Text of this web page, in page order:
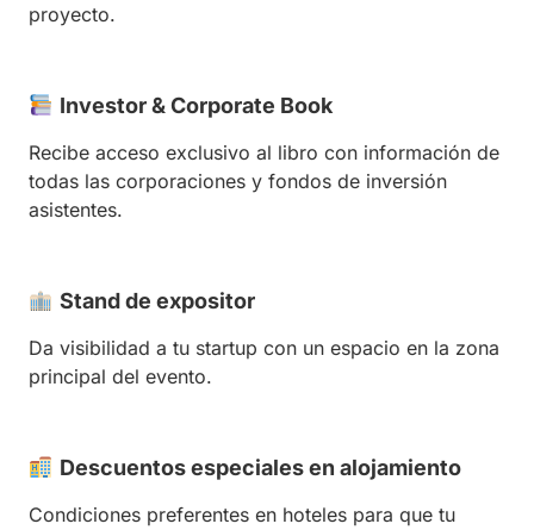
proyecto.
Investor & Corporate Book
Recibe acceso exclusivo al libro con información de
todas las corporaciones y fondos de inversión
asistentes.
Stand de expositor
Da visibilidad a tu startup con un espacio en la zona
principal del evento.
Descuentos especiales en alojamiento
Condiciones preferentes en hoteles para que tu